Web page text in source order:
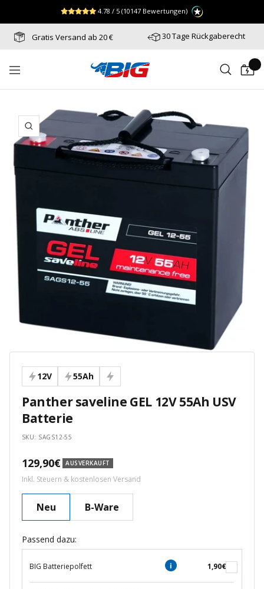
Zum Menü springen
Fußzeile springen
Barrierefreiheits-Widget öffnen
Inhalt
4.78 / 5 (10147 Bewertungen)
Gratis Versand ab 20 € 30 Tage Rückgaberecht
Navigation
Batterie-
Zoom
12V 55Ah
Panther saveline GEL 12V 55Ah USV
Batterie
SKU: SAGS12-55
Angebotspreis
129,90€ AUSVERKAUFT
Inkl. Steuern & kostenlosen Versand
Neu B-Ware
Passend dazu:
BIG Batteriepolfett 1,90€